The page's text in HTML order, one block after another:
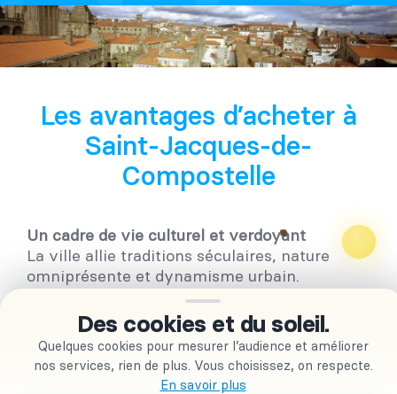
Des cookies et du soleil.
Quelques cookies pour mesurer l’audience et améliorer
nos services, rien de plus. Vous choisissez, on respecte.
En savoir plus
Les avantages d’acheter à
Saint-Jacques-de-
Compostelle
Un cadre de vie culturel et verdoyant
La ville allie traditions séculaires, nature
omniprésente et dynamisme urbain.
Un marché immobilier abordable
Avec des prix encore inférieurs à la moyenne
nationale, la ville offre un bon potentiel de
rentabilité.